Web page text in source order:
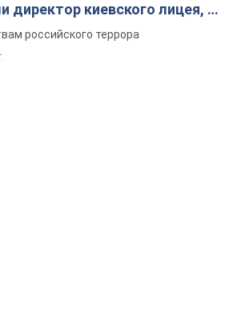
директор киевского лицея, её
российского террора